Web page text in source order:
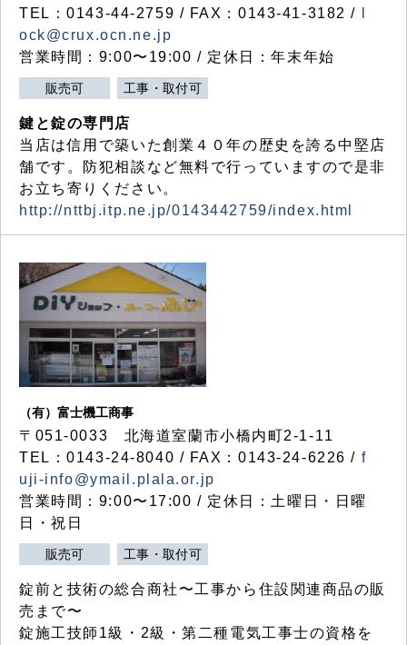
TEL：0143-44-2759 / FAX：0143-41-3182 /
ock@crux.ocn.ne.jp
営業時間：9:00〜19:00 / 定休日：年末年始
販売可 工事・取付可
鍵と錠の専門店
当店は信用で築いた創業４０年の歴史を誇る中堅店
舗です。防犯相談など無料で行っていますので是非
お立ち寄りください。
http://nttbj.itp.ne.jp/0143442759/index.html
（有）富士機工商事
〒051-0033 北海道室蘭市小橋内町2-1-11
TEL：0143-24-8040 / FAX：0143-24-6226 / f
uji-info@ymail.plala.or.jp
営業時間：9:00〜17:00 / 定休日：土曜日・日曜
日・祝日
販売可 工事・取付可
錠前と技術の総合商社〜工事から住設関連商品の販
売まで〜
錠施工技師1級・2級・第二種電気工事士の資格を